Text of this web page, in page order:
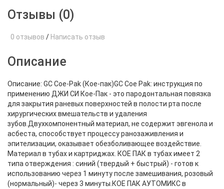
Отзывы (0)
0 отзывов / Написать отзыв
Описание
Описание: GC Coe-Pak (Кое-пак)GC Coe Pak: инструкция по
применению ДЖИ СИ Кое-Пак - это пародонтальная повязка
для закрытия раневых поверхностей в полости рта после
хирургических вмешательств и удаления
зубов.Двухкомпонентный материал, не содержит эвгенола и
асбеста, способствует процессу ранозаживления и
эпителизации, оказывает обезболивающее воздействие.
Материал в тубах и картриджах. КОЕ ПАК в тубах имеет 2
типа отверждения : синий (твердый + быстрый) - готов к
использованию через 1 минуту после замешивания, розовый
(нормальный)- через 3 минуты.КОЕ ПАК АУТОМИКС в